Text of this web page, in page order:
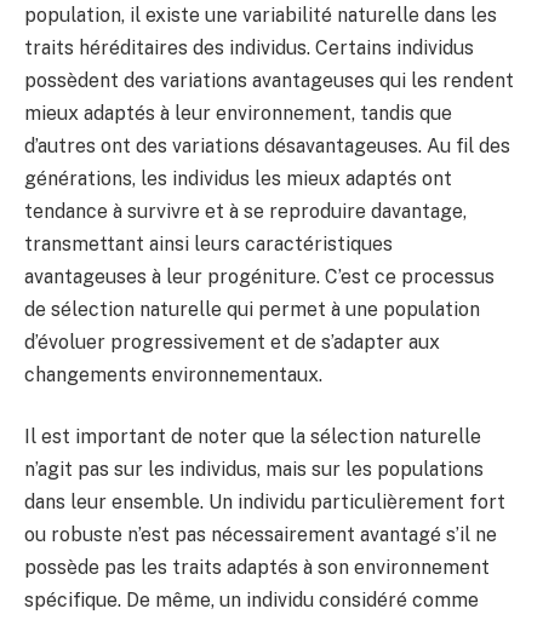
population, il existe une variabilité naturelle dans les
traits héréditaires des individus. Certains individus
possèdent des variations avantageuses qui les rendent
mieux adaptés à leur environnement, tandis que
d’autres ont des variations désavantageuses. Au fil des
générations, les individus les mieux adaptés ont
tendance à survivre et à se reproduire davantage,
transmettant ainsi leurs caractéristiques
avantageuses à leur progéniture. C’est ce processus
de sélection naturelle qui permet à une population
d’évoluer progressivement et de s’adapter aux
changements environnementaux.
Il est important de noter que la sélection naturelle
n’agit pas sur les individus, mais sur les populations
dans leur ensemble. Un individu particulièrement fort
ou robuste n’est pas nécessairement avantagé s’il ne
possède pas les traits adaptés à son environnement
spécifique. De même, un individu considéré comme